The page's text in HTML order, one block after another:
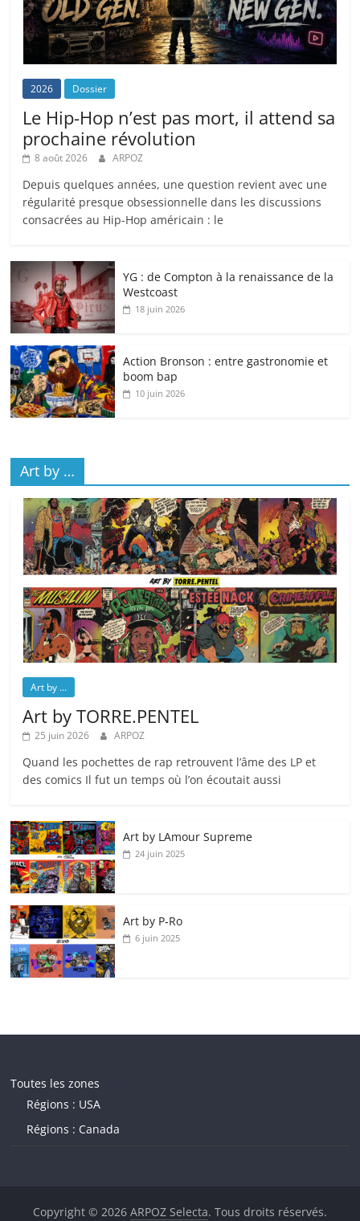
2026 Dossier
Le Hip-Hop n’est pas mort, il attend sa
prochaine révolution
8 août 2026 ARPOZ
Depuis quelques années, une question revient avec une
régularité presque obsessionnelle dans les discussions
consacrées au Hip-Hop américain : le
YG : de Compton à la renaissance de la
Westcoast
18 juin 2026
Action Bronson : entre gastronomie et
boom bap
10 juin 2026
Art by …
Art by ...
Art by TORRE.PENTEL
25 juin 2026 ARPOZ
Quand les pochettes de rap retrouvent l’âme des LP et
des comics Il fut un temps où l’on écoutait aussi
Art by LAmour Supreme
24 juin 2025
Art by P‑Ro
6 juin 2025
Toutes les zones
Régions : USA
Régions : Canada
Copyright © 2026 ARPOZ Selecta. Tous droits réservés.